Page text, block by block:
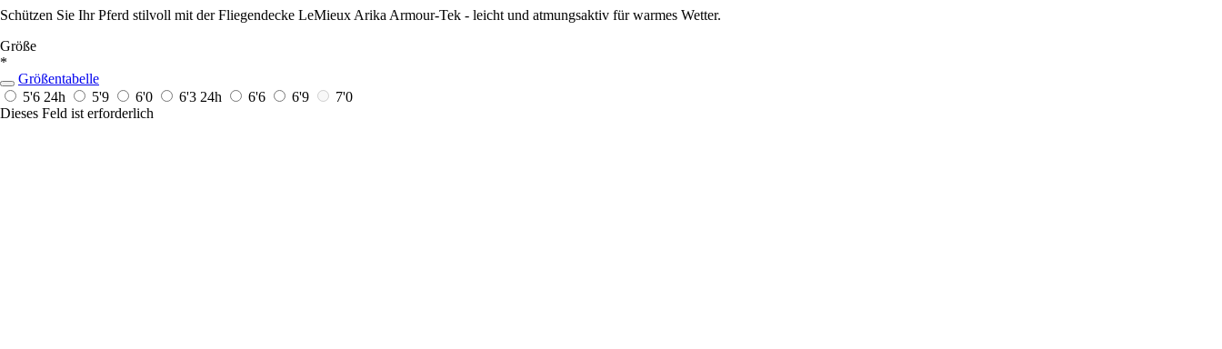
Schützen Sie Ihr Pferd stilvoll mit der Fliegendecke LeMieux Arika Armour-Tek - leicht und atmungsaktiv für warmes Wetter.
Größe
*
Größentabelle
5'6 24h 5'9 6'0 6'3 24h 6'6 6'9
7'0
Dieses Feld ist erforderlich